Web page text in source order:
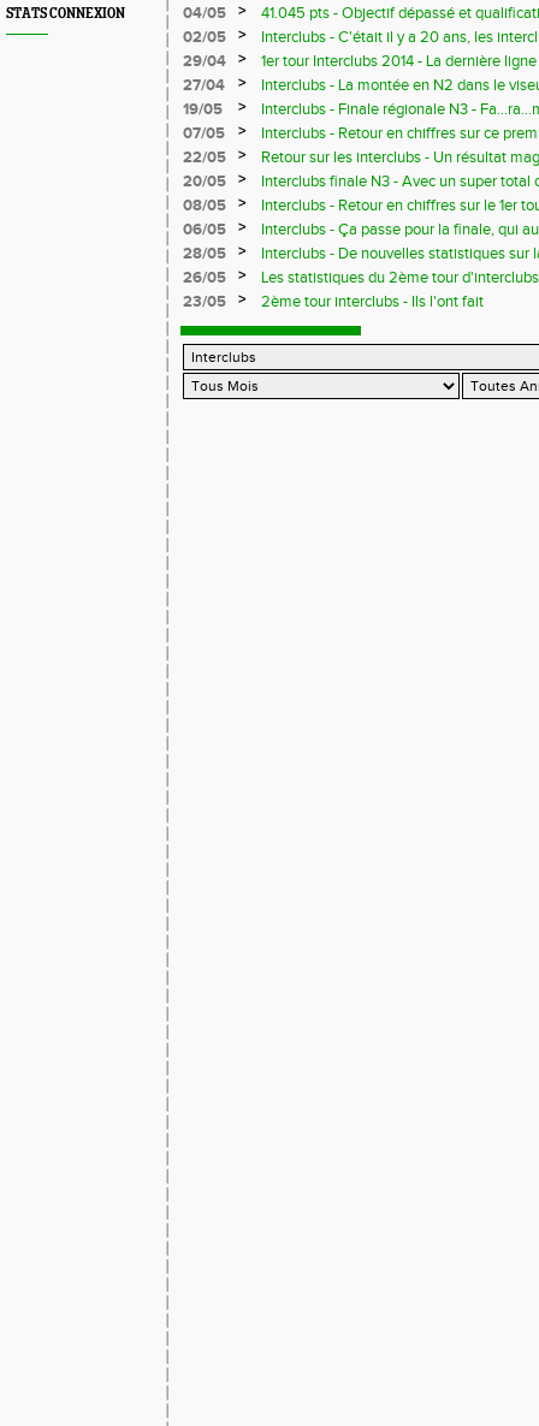
STATS CONNEXION
04/05
>
41.045 pts - Objectif dépassé et
finale N3 avec le meilleur total de
02/05 >
Interclubs - C'était il y a 20 ans, les
rubrique "Flashback"
29/04 >
1er tour Interclubs 2014 - La dernière
27/04
>
Interclubs - La montée en N2 dans le
40.000 pts au 1er tour
19/05 >
Interclubs - Finale régionale N3 -
Athlétisme 3ème avec 37.367 points
07/05 >
Interclubs - Retour en chiffres sur ce
22/05
>
Retour sur les interclubs - Un résultat
mobilisation de tous, à peine terni par
en N2 ratée pour... 67 points
20/05 >
Interclubs finale N3 - Avec un super total
manquera finalement que 67 pts à l'US
08/05 >
Interclubs - Retour en chiffres sur le 1er
06/05
>
Interclubs - Ça passe pour la finale, qui
mai
28/05 >
Interclubs - De nouvelles statistiques sur
26/05
>
Les statistiques du 2ème tour d'interclubs
23/05
> 2ème tour interclubs - Ils l'ont fait